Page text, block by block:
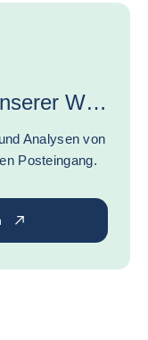
Verpassen Sie keine unserer Wirtschaftsstudien und Expertentipps!
Analysen von
Posteingang.